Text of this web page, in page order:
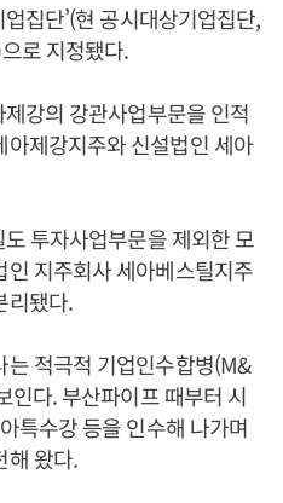
집단’(현 공시대상기업집단,
로 지정됐다.
강의 강관사업부문을 인적
제강지주와 신설법인 세아
투자사업부문을 제외한 모
지주회사 세아베스틸지주
리됐다.
적극적 기업인수합병(M&
인다. 부산파이프 때부터 시
특수강 등을 인수해 나가며
해 왔다.